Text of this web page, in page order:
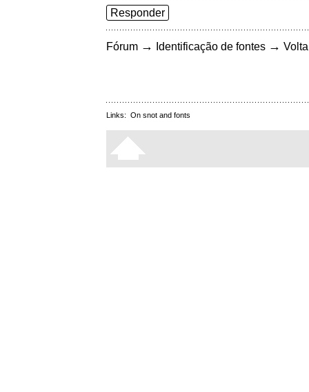
Responder
Fórum → Identificação de fontes →
Links: On snot and fonts